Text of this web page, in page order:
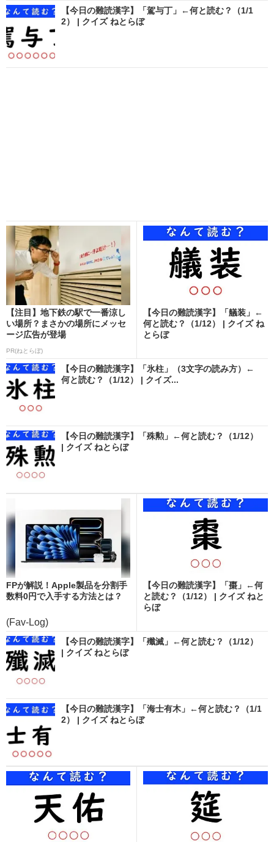
【今日の難読漢字】「駕与丁」←何と読む？（1/1
2） | クイズ ねとらぼ
【注目】地下鉄の駅で一番涼し
い場所？まさかの場所にメッセ
ージ広告が登場
PR(ねとらぼ)
【今日の難読漢字】「艤装」←
何と読む？（1/12） | クイズ ね
とらぼ
【今日の難読漢字】「氷柱」（3文字の読み方）←
何と読む？（1/12） | クイズ...
【今日の難読漢字】「殊勲」←何と読む？（1/12）
| クイズ ねとらぼ
FPが解説！Apple製品を分割手
数料0円で入手する方法とは？
(Fav-Log)
【今日の難読漢字】「棗」←何
と読む？（1/12） | クイズ ねと
らぼ
【今日の難読漢字】「殲滅」←何と読む？（1/12）
| クイズ ねとらぼ
【今日の難読漢字】「海士有木」←何と読む？（1/1
2） | クイズ ねとらぼ